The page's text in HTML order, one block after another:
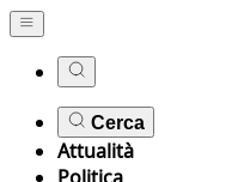
Cerca
Attualità